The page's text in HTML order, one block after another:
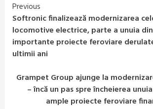
Continue
Reading
Previous
Softronic finalizează modernizarea
locomotive electrice, parte a unuia
importante proiecte feroviare
ultimii ani
Grampet Group ajunge la
– încă un pas spre încheierea
ample proiecte feroviare